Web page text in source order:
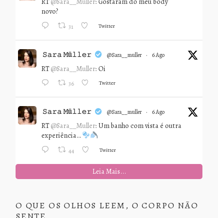
novo?
31 Twitter
𝚂𝚊𝚛𝚊 𝙼ü𝚕𝚕𝚎𝚛 @sara__muller · 6 Ago
RT @Sara__Muller: Oi
36 Twitter
𝚂𝚊𝚛𝚊 𝙼ü𝚕𝚕𝚎𝚛 @sara__muller · 6 Ago
RT @Sara__Muller: Um banho com vista é outra
experiência…
44 Twitter
Leia Mais...
O QUE OS OLHOS LEEM, O CORPO NÃO